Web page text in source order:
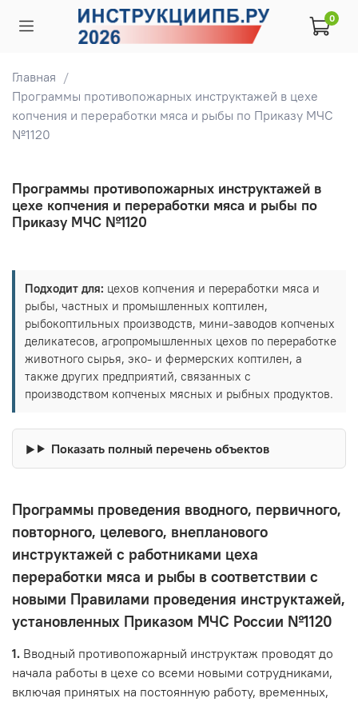
0
Главная
Программы противопожарных инструктажей в цехе
копчения и переработки мяса и рыбы по Приказу МЧС
№1120
Программы противопожарных инструктажей в
цехе копчения и переработки мяса и рыбы по
Приказу МЧС №1120
Подходит для: цехов копчения и переработки мяса и
рыбы, частных и промышленных коптилен,
рыбокоптильных производств, мини-заводов копченых
деликатесов, агропромышленных цехов по переработке
животного сырья, эко- и фермерских коптилен, а
также других предприятий, связанных с
производством копченых мясных и рыбных продуктов.
Показать полный перечень объектов
Программы проведения вводного, первичного,
повторного, целевого, внепланового
инструктажей с работниками цеха
переработки мяса и рыбы в соответствии с
новыми Правилами проведения инструктажей,
установленных Приказом МЧС России №1120
1. Вводный противопожарный инструктаж проводят до
начала работы в цехе со всеми новыми сотрудниками,
включая принятых на постоянную работу, временных,